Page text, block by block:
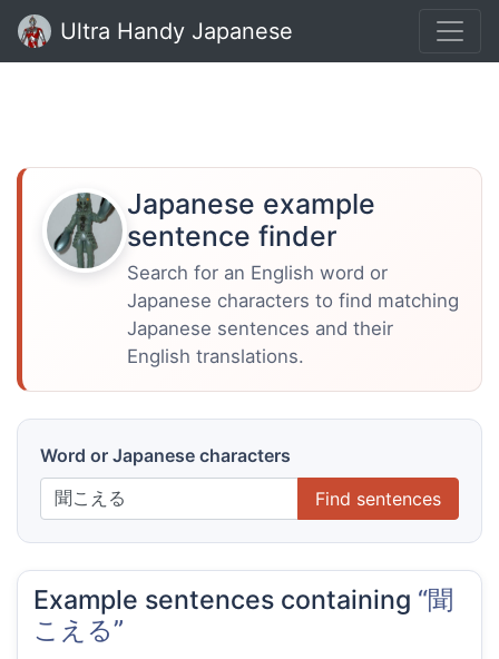
Ultra Handy Japanese
Japanese example
sentence finder
Search for an English word or
Japanese characters to find matching
Japanese sentences and their
English translations.
Word or Japanese characters
Find sentences
Example sentences containing “聞
こえる”